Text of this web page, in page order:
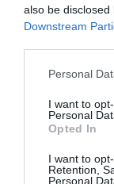
also be
Downstream
Personal
I want to
Personal
Opted In
I want to
Retention,
Personal
θα κινηθώ.
Ξέρουμε πολύ
άτομα και εγώ
τραύμα σαν
πρέπει να